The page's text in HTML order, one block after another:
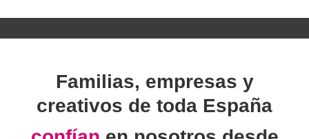
Familias, empresas y
creativos de toda España